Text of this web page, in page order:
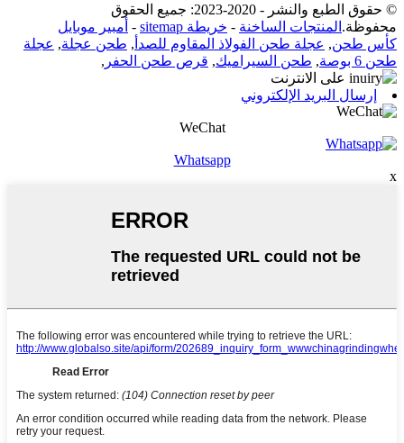
© حقوق الطبع والنشر - 2020-2023: جميع الحقوق
محفوظة. المنتجات الساخنة - خريطة sitemap - أمبير موبايل
كأس طحن, عجلة طحن الفولاذ المقاوم للصدأ , طحن عجلة, عجلة
طحن 6 بوصة
, طحن السيراميك, قرص طحن الحفر ,
إرسال البريد الإلكتروني
WeChat
Whatsapp
x